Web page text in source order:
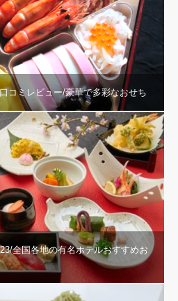
コミレビュー/豪華で多彩なおせち
全国各地の有名ホテルおすすめお